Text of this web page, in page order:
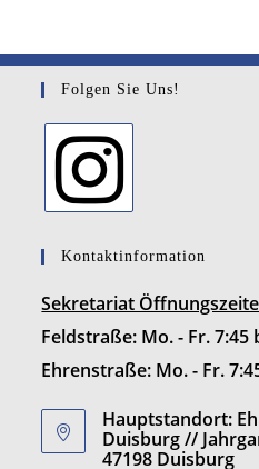
Folgen Sie Uns!
Kontaktinformation
Sekretariat
Feldstraße: Mo. - Fr. 7:45
Ehrenstraße: Mo. - Fr.
Hauptstandort:
Duisburg //
47198 Duisburg